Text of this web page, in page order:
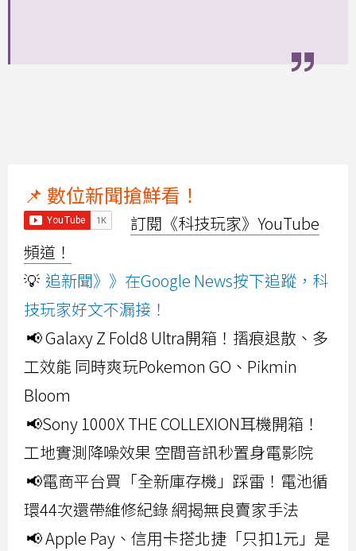
📌 數位新聞搶鮮看！
訂閱《科技玩家》YouTube
頻道！
💡 追新聞》》在Google News按下追蹤，科
技玩家好文不漏接！
📢 Galaxy Z Fold8 Ultra開箱！摺痕退散、多
工效能 同時爽玩Pokemon GO、Pikmin
Bloom
📢Sony 1000X THE COLLEXION耳機開箱！
工地實測降噪效果 空間音訊秒置身電影院
📢電商平台買「全新庫存機」踩雷！電池循
環44次還帶維修紀錄 網揭無良賣家手法
📢 Apple Pay、信用卡搭北捷「只扣1元」是